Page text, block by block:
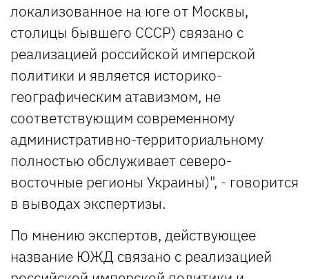
локализованное на юге от Москвы,
столицы бывшего СССР) связано с
реализацией российской имперской
политики и является историко-
географическим атавизмом, не
соответствующим современному
административно-территориальному
полностью обслуживает северо-
восточные регионы Украины)", - говорится
в выводах экспертизы.
По мнению экспертов, действующее
название ЮЖД связано с реализацией